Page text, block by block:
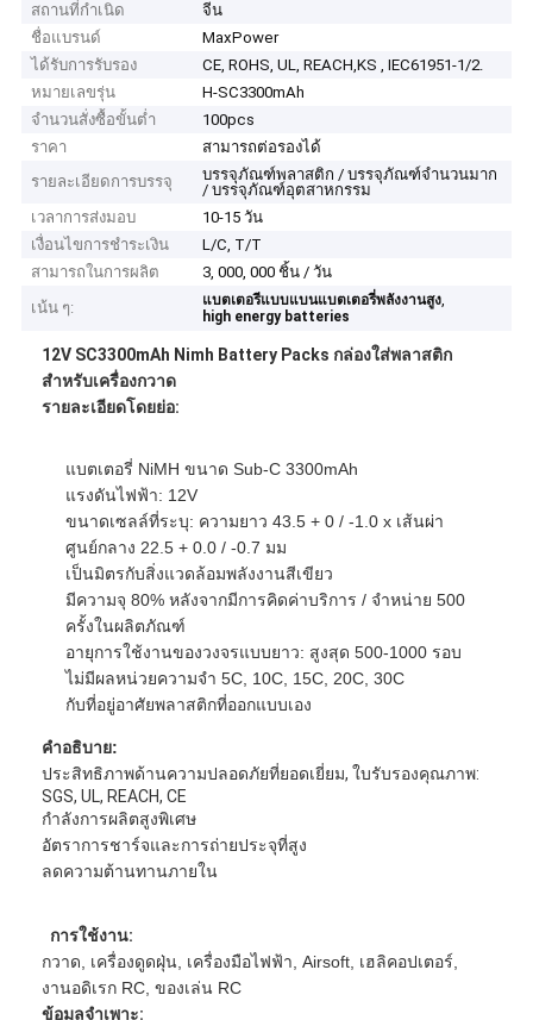
สถานที่กำเนิด
จีน
ชื่อแบรนด์
MaxPower
ได้รับการรับรอง
CE, ROHS, UL, REACH,KS , IEC61951-1/2.
หมายเลขรุ่น
H-SC3300mAh
จำนวนสั่งซื้อขั้นต่ำ
100pcs
ราคา
สามารถต่อรองได้
รายละเอียดการบรรจุ
บรรจุภัณฑ์พลาสติก / บรรจุภัณฑ์จำนวนมาก
/ บรรจุภัณฑ์อุตสาหกรรม
เวลาการส่งมอบ
10-15 วัน
เงื่อนไขการชำระเงิน
L/C, T/T
สามารถในการผลิต
3, 000, 000 ชิ้น / วัน
เน้น ๆ:
แบตเตอรีแบบแบนแบตเตอรี่พลังงานสูง,
high energy batteries
12V SC3300mAh Nimh Battery Packs กล่องใส่พลาสติก
สำหรับเครื่องกวาด
รายละเอียดโดยย่อ:
แบตเตอรี่ NiMH ขนาด Sub-C 3300mAh
แรงดันไฟฟ้า: 12V
ขนาดเซลล์ที่ระบุ: ความยาว 43.5 + 0 / -1.0 x เส้นผ่า
ศูนย์กลาง 22.5 + 0.0 / -0.7 มม
เป็นมิตรกับสิ่งแวดล้อมพลังงานสีเขียว
มีความจุ 80% หลังจากมีการคิดค่าบริการ / จำหน่าย 500
ครั้งในผลิตภัณฑ์
อายุการใช้งานของวงจรแบบยาว: สูงสุด 500-1000 รอบ
ไม่มีผลหน่วยความจำ 5C, 10C, 15C, 20C, 30C
กับที่อยู่อาศัยพลาสติกที่ออกแบบเอง
คำอธิบาย:
ประสิทธิภาพด้านความปลอดภัยที่ยอดเยี่ยม, ใบรับรองคุณภาพ:
SGS, UL, REACH, CE
กำลังการผลิตสูงพิเศษ
อัตราการชาร์จและการถ่ายประจุที่สูง
ลดความต้านทานภายใน
การใช้งาน:
กวาด, เครื่องดูดฝุ่น, เครื่องมือไฟฟ้า, Airsoft, เฮลิคอปเตอร์,
งานอดิเรก RC, ของเล่น RC
ข้อมูลจำเพาะ: